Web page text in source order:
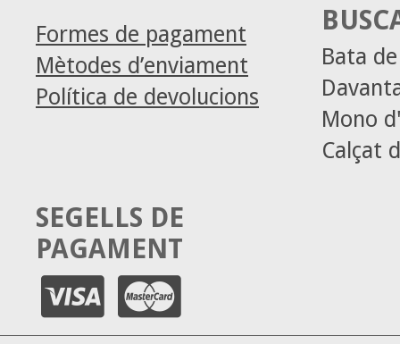
Formes de pagament
Mètodes d’enviament
Política de devolucions
Bata
Mono
Calçat
SEGELLS DE
PAGAMENT